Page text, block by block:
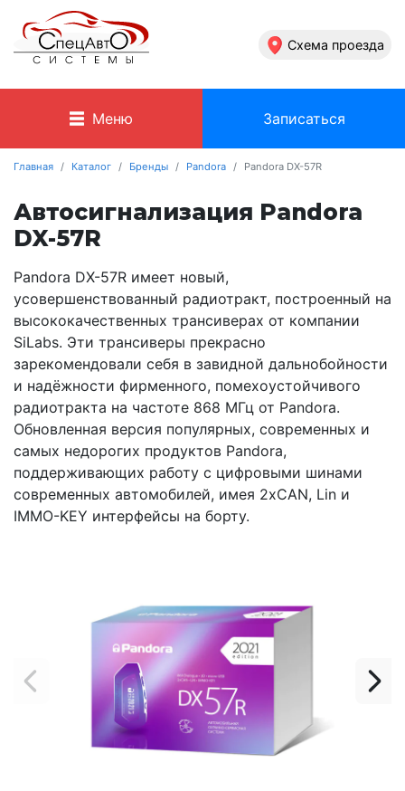
Схема проезда
Меню Записаться
Главная Каталог Бренды Pandora Pandora DX-57R
Автосигнализация Pandora
DX-57R
Pandora DX-57R имеет новый,
усовершенствованный радиотракт, построенный на
высококачественных трансиверах от компании
SiLabs. Эти трансиверы прекрасно
зарекомендовали себя в завидной дальнобойности
и надёжности фирменного, помехоустойчивого
радиотракта на частоте 868 МГц от Pandora.
Обновленная версия популярных, современных и
самых недорогих продуктов Pandora,
поддерживающих работу с цифровыми шинами
современных автомобилей, имея 2хCAN, Lin и
IMMO-KEY интерфейсы на борту.